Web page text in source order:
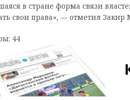
в стране форма связи
свои права», — отметил Закир
44